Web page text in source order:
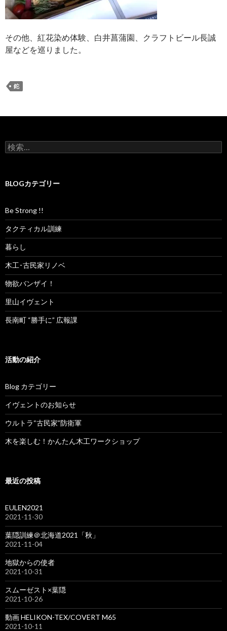
その他、紅花染め体験、白井菖蒲園、クラフトビール長誠
屋などを巡りました。
鉈
検
索
BLOGカテゴリー
Be Strong !!
タクティカル訓練
暮らし
木工･古民家リノベ
物欲バンザイ！
里山イヴェント
長南町 “勝手に” 広報課
活動の紹介
Blog カテゴリー
イヴェントのお知らせ
ウルトラ“古民家”防衛軍
木を楽しむ！かんたん木工ワークショップ
最近の投稿
EULEN2021
2021-11-30
葉隠訓練＠北海道2021「秋」
2021-11-04
地獄からの使者
2021-10-31
スムーゼスト×葉隠
2021-10-26
動画 HELIKON-TEX/COVERT M65
2021-10-11